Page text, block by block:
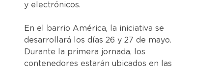
y electrónicos.
En el barrio América, la iniciativa se
desarrollará los días 26 y 27 de mayo.
Durante la primera jornada, los
contenedores estarán ubicados en las